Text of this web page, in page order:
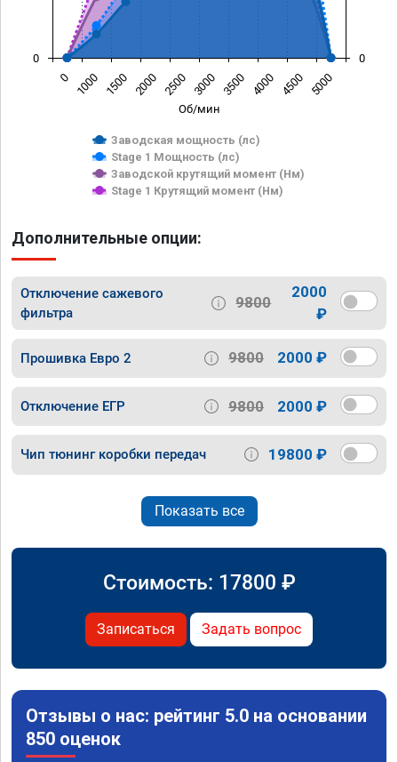
Об/мин
Заводская мощность (лс)
Stage 1 Мощность (лс)
Заводской крутящий момент (Нм)
Stage 1 Крутящий момент (Нм)
0 1000 1500 2000 2500 3000 3500 4000 4500 5000
0 0
Дополнительные опции:
Отключение сажевого
фильтра
9800
2000
₽
Прошивка Евро 2 9800 2000 ₽
Отключение ЕГР 9800 2000 ₽
Чип тюнинг коробки передач 19800 ₽
Показать все
Стоимость: 17800 ₽
Записаться Задать вопрос
Отзывы о нас: рейтинг 5.0 на основании
850 оценок